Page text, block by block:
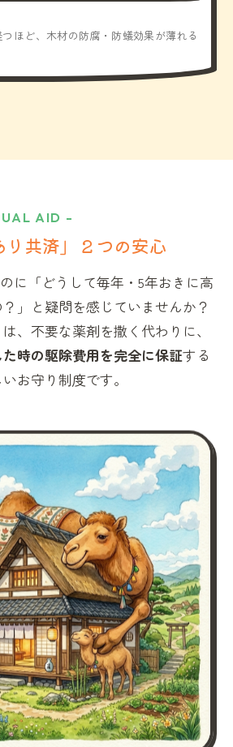
ほど、木材の防腐・防蟻効果が薄れる
AID -
り共済」 ２つの安心
に「どうして毎年・5年おきに高
」と 疑問を感じていませんか？
は、不要な薬剤を撒く代わりに、
時の駆除費用を完全に保証する
お守り制度です。